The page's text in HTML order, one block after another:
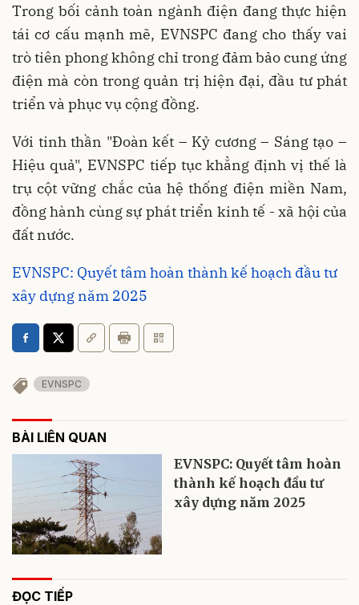
Trong bối cảnh toàn ngành điện đang thực hiện
tái cơ cấu mạnh mẽ, EVNSPC đang cho thấy vai
trò tiên phong không chỉ trong đảm bảo cung ứng
điện mà còn trong quản trị hiện đại, đầu tư phát
triển và phục vụ cộng đồng.
Với tinh thần "Đoàn kết – Kỷ cương – Sáng tạo –
Hiệu quả", EVNSPC tiếp tục khẳng định vị thế là
trụ cột vững chắc của hệ thống điện miền Nam,
đồng hành cùng sự phát triển kinh tế - xã hội của
đất nước.
EVNSPC: Quyết tâm hoàn thành kế hoạch đầu tư
xây dựng năm 2025
EVNSPC
BÀI LIÊN QUAN
EVNSPC: Quyết tâm hoàn
thành kế hoạch đầu tư
xây dựng năm 2025
ĐỌC TIẾP